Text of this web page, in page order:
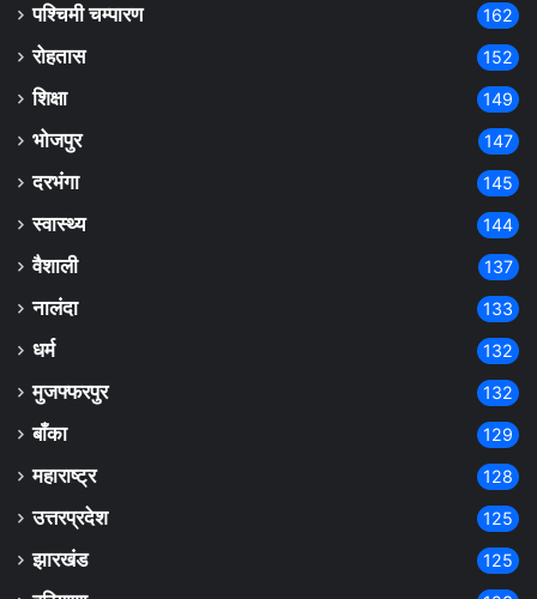
पश्चिमी चम्पारण 162
रोहतास 152
शिक्षा 149
भोजपुर 147
दरभंगा 145
स्वास्थ्य 144
वैशाली 137
नालंदा 133
धर्म 132
मुजफ्फरपुर 132
बाँका 129
महाराष्ट्र 128
उत्तरप्रदेश 125
झारखंड 125